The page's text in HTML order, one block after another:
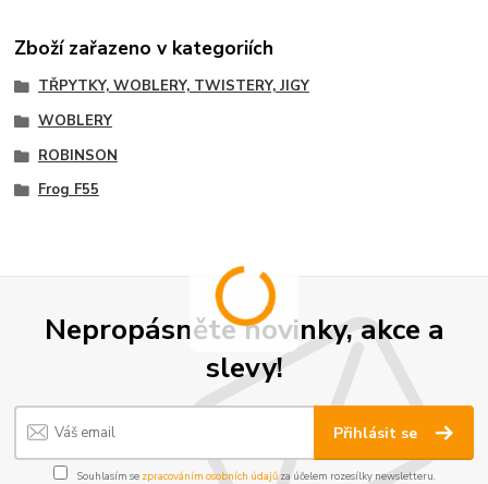
Zboží zařazeno v kategoriích
TŘPYTKY, WOBLERY, TWISTERY, JIGY
WOBLERY
ROBINSON
Frog F55
Nepropásněte novinky, akce a
slevy!
Přihlásit se
Souhlasím se zpracováním osobních údajůza účelem rozesílky newsletteru.